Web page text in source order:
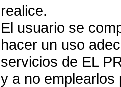
realice.
El usuario se
hacer un uso
servicios de EL
y a no emplearlos